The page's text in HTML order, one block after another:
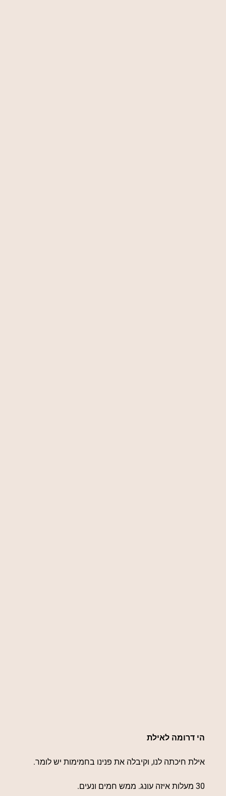
הי דרומה לאילת
אילת חיכתה לנו, וקיבלה את פנינו בחמימות יש לומר.
30 מעלות איזה עונג. ממש חמים ונעים.